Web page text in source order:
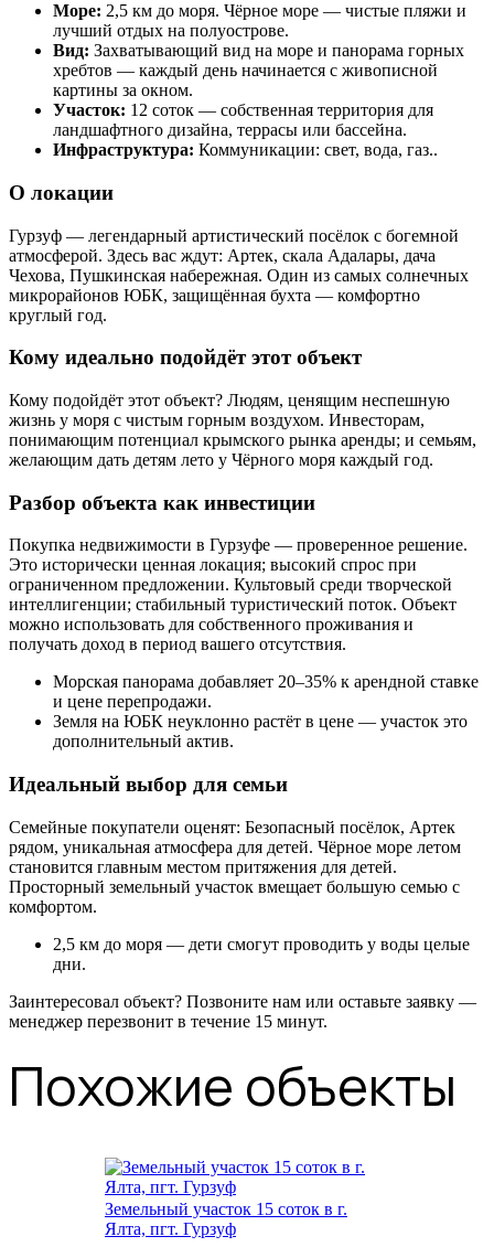
Море: 2,5 км до моря. Чёрное море — чистые пляжи и
лучший отдых на полуострове.
Вид: Захватывающий вид на море и панорама горных
хребтов — каждый день начинается с живописной
картины за окном.
Участок: 12 соток — собственная территория для
ландшафтного дизайна, террасы или бассейна.
Инфраструктура: Коммуникации: свет, вода, газ..
О локации
Гурзуф — легендарный артистический посёлок с богемной
атмосферой. Здесь вас ждут: Артек, скала Адалары, дача
Чехова, Пушкинская набережная. Один из самых солнечных
микрорайонов ЮБК, защищённая бухта — комфортно
круглый год.
Кому идеально подойдёт этот объект
Кому подойдёт этот объект? Людям, ценящим неспешную
жизнь у моря с чистым горным воздухом. Инвесторам,
понимающим потенциал крымского рынка аренды; и семьям,
желающим дать детям лето у Чёрного моря каждый год.
Разбор объекта как инвестиции
Покупка недвижимости в Гурзуфе — проверенное решение.
Это исторически ценная локация; высокий спрос при
ограниченном предложении. Культовый среди творческой
интеллигенции; стабильный туристический поток. Объект
можно использовать для собственного проживания и
получать доход в период вашего отсутствия.
Морская панорама добавляет 20–35% к арендной ставке
и цене перепродажи.
Земля на ЮБК неуклонно растёт в цене — участок это
дополнительный актив.
Идеальный выбор для семьи
Семейные покупатели оценят: Безопасный посёлок, Артек
рядом, уникальная атмосфера для детей. Чёрное море летом
становится главным местом притяжения для детей.
Просторный земельный участок вмещает большую семью с
комфортом.
2,5 км до моря — дети смогут проводить у воды целые
дни.
Заинтересовал объект? Позвоните нам или оставьте заявку —
менеджер перезвонит в течение 15 минут.
Похожие объекты
Земельный участок 15 соток в г.
Ялта, пгт. Гурзуф